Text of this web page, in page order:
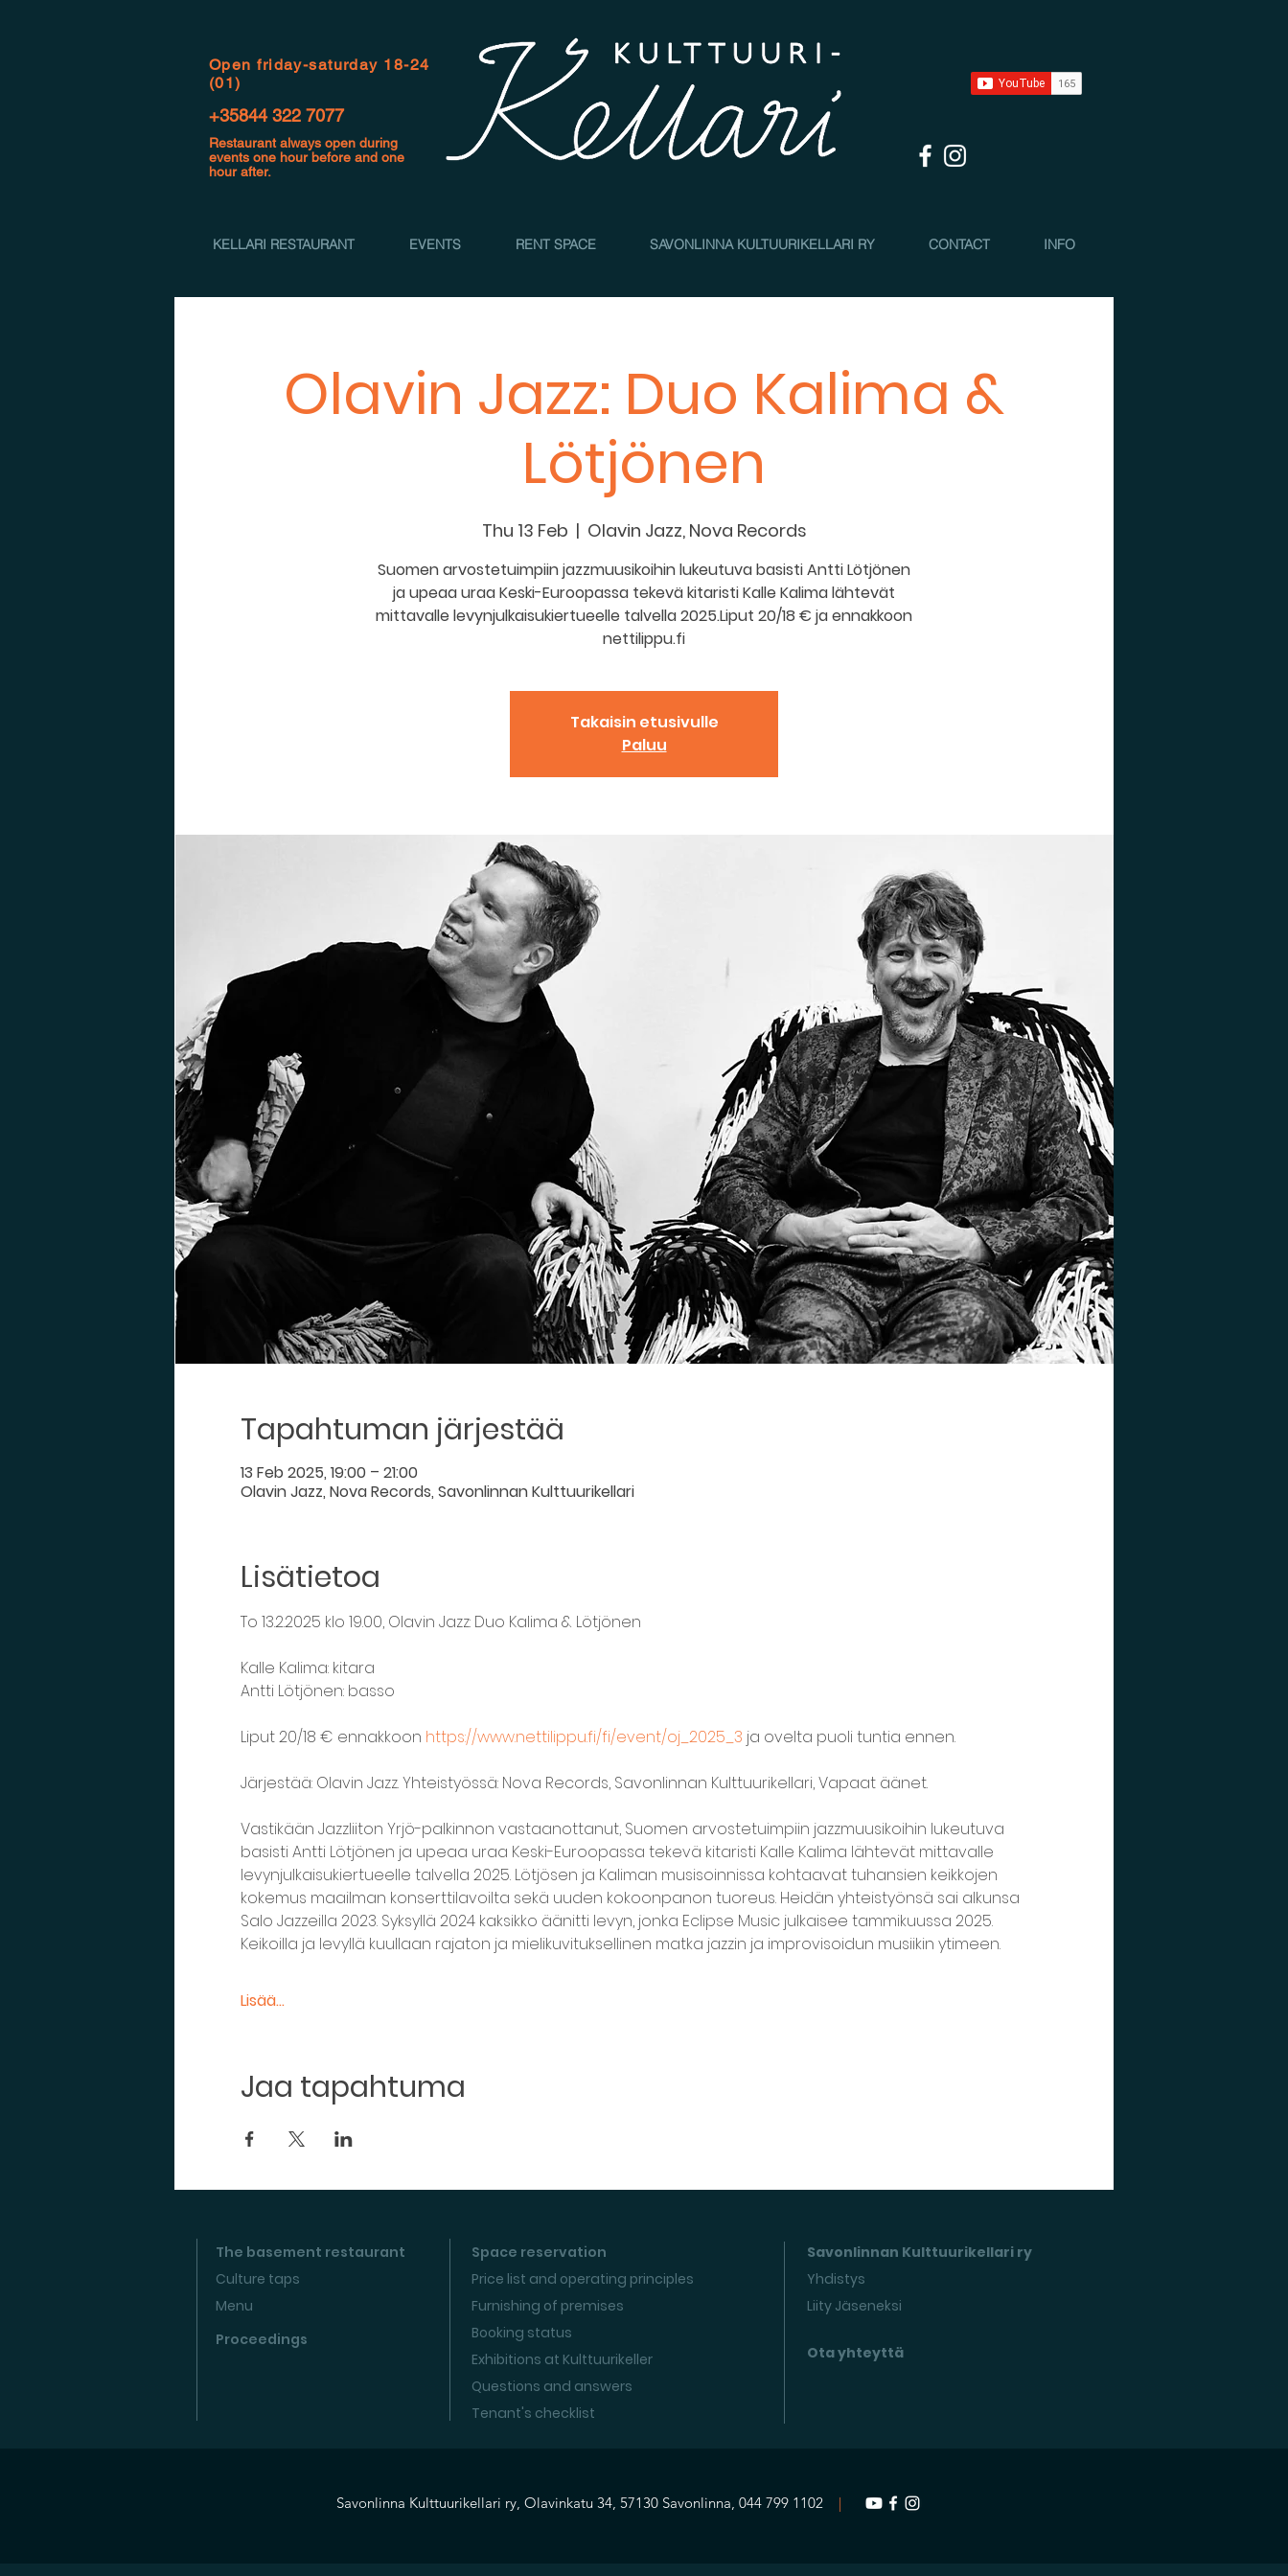
Open friday-saturday 18-24
(01)
+35844 322 7077
Restaurant always open during
events one hour before and one
hour after.
KELLARI RESTAURANT EVENTS RENT SPACE SAVONLINNA KULTUURIKELLARI RY CONTACT INFO
Olavin Jazz: Duo Kalima &
Lötjönen
Thu 13 Feb
  |
Olavin Jazz, Nova Records
Suomen arvostetuimpiin jazzmuusikoihin lukeutuva basisti Antti Lötjönen
ja upeaa uraa Keski-Euroopassa tekevä kitaristi Kalle Kalima lähtevät
mittavalle levynjulkaisukiertueelle talvella 2025.Liput 20/18 € ja ennakkoon
nettilippu.fi
Takaisin etusivulle
Paluu
Tapahtuman järjestää
13 Feb 2025, 19:00 – 21:00
Olavin Jazz, Nova Records, Savonlinnan Kulttuurikellari
Lisätietoa
To 13.2.2025 klo 19.00, Olavin Jazz: Duo Kalima & Lötjönen
Kalle Kalima: kitara
Antti Lötjönen: basso
Liput 20/18 € ennakkoon https://www.nettilippu.fi/fi/event/oj_2025_3 ja ovelta puoli tuntia ennen.
Järjestää: Olavin Jazz. Yhteistyössä: Nova Records, Savonlinnan Kulttuurikellari, Vapaat äänet.
Vastikään Jazzliiton Yrjö-palkinnon vastaanottanut, Suomen arvostetuimpiin jazzmuusikoihin lukeutuva
basisti Antti Lötjönen ja upeaa uraa Keski-Euroopassa tekevä kitaristi Kalle Kalima lähtevät mittavalle
levynjulkaisukiertueelle talvella 2025. Lötjösen ja Kaliman musisoinnissa kohtaavat tuhansien keikkojen
kokemus maailman konserttilavoilta sekä uuden kokoonpanon tuoreus. Heidän yhteistyönsä sai alkunsa
Salo Jazzeilla 2023. Syksyllä 2024 kaksikko äänitti levyn, jonka Eclipse Music julkaisee tammikuussa 2025.
Keikoilla ja levyllä kuullaan rajaton ja mielikuvituksellinen matka jazzin ja improvisoidun musiikin ytimeen.
Lisää...
Jaa tapahtuma
The basement restaurant
Culture taps
Menu
Proceedings
Space reservation
Price list and operating principles
Furnishing of premises
Booking status
Exhibitions at Kulttuurikeller
Questions and answers
Tenant's checklist
Savonlinnan Kulttuurikellari ry
Yhdistys
Liity Jäseneksi
Ota yhteyttä
Savonlinna Kulttuurikellari ry, Olavinkatu 34, 57130 Savonlinna, 044 799 1102 |